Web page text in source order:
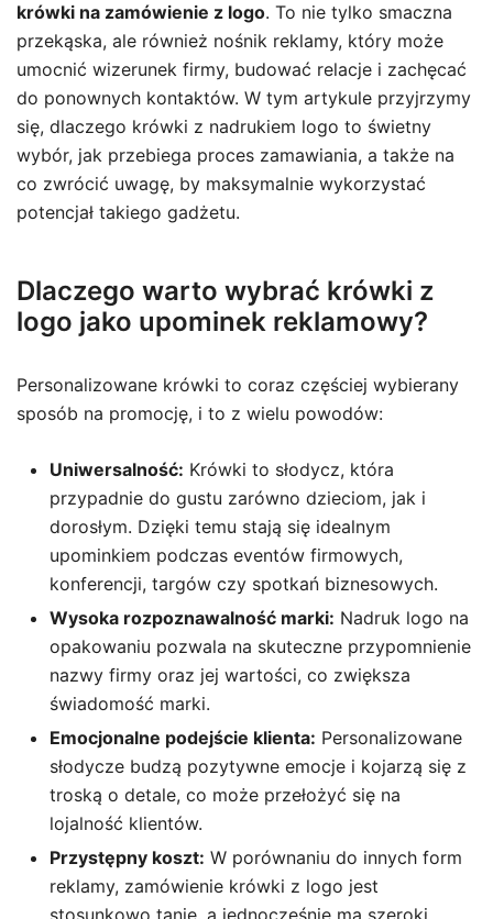
krówki na zamówienie z logo. To nie tylko smaczna
przekąska, ale również nośnik reklamy, który może
umocnić wizerunek firmy, budować relacje i zachęcać
do ponownych kontaktów. W tym artykule przyjrzymy
się, dlaczego krówki z nadrukiem logo to świetny
wybór, jak przebiega proces zamawiania, a także na
co zwrócić uwagę, by maksymalnie wykorzystać
potencjał takiego gadżetu.
Dlaczego warto wybrać krówki z
logo jako upominek reklamowy?
Personalizowane krówki to coraz częściej wybierany
sposób na promocję, i to z wielu powodów:
Uniwersalność: Krówki to słodycz, która
przypadnie do gustu zarówno dzieciom, jak i
dorosłym. Dzięki temu stają się idealnym
upominkiem podczas eventów firmowych,
konferencji, targów czy spotkań biznesowych.
Wysoka rozpoznawalność marki: Nadruk logo na
opakowaniu pozwala na skuteczne przypomnienie
nazwy firmy oraz jej wartości, co zwiększa
świadomość marki.
Emocjonalne podejście klienta: Personalizowane
słodycze budzą pozytywne emocje i kojarzą się z
troską o detale, co może przełożyć się na
lojalność klientów.
Przystępny koszt: W porównaniu do innych form
reklamy, zamówienie krówki z logo jest
stosunkowo tanie, a jednocześnie ma szeroki